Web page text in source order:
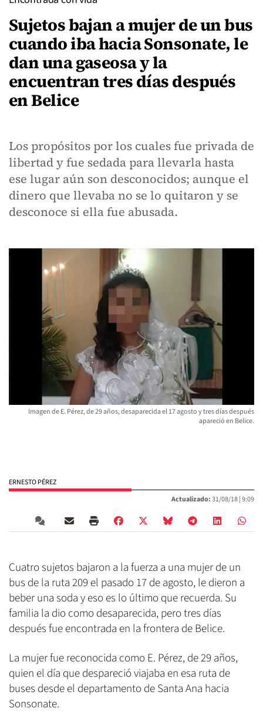
Sujetos bajan a mujer de un bus
cuando iba hacia Sonsonate, le
dan una gaseosa y la
encuentran tres días después
en Belice
Los propósitos por los cuales fue privada de
libertad y fue sedada para llevarla hasta
ese lugar aún son desconocidos; aunque el
dinero que llevaba no se lo quitaron y se
desconoce si ella fue abusada.
Imagen de E. Pérez, de 29 años, desaparecida el 17 agosto y tres días después
apareció en Belice.
ERNESTO PÉREZ
Actualizado:31/08/18 |9:09
Cuatro sujetos bajaron a la fuerza a una mujer de un
bus de la ruta 209 el pasado 17 de agosto, le dieron a
beber una soda y eso es lo último que recuerda. Su
familia la dio como desaparecida, pero tres días
después fue encontrada en la frontera de Belice.
La mujer fue reconocida como E. Pérez, de 29 años,
quien el día que despareció viajaba en esa ruta de
buses desde el departamento de Santa Ana hacia
Sonsonate.